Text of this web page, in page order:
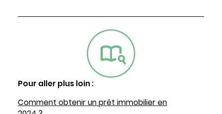
Pour aller plus loin :
Comment obtenir un prêt immobilier en